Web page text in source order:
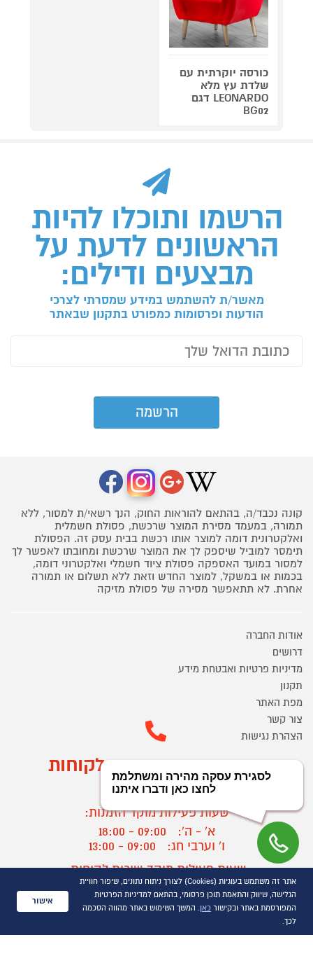
כורסה יוקרתית עם
שלדת עץ מלא
LEONARDO דגם
BG02
הרשמו ותוכלו להיות
הראשונים לדעת על
מבצעים ודילים:
מאשר/ת להשתמש במידע שמסרתי לצרכי
הודעות ופרסומות כמפורט בתקנון שבאתר
קונה נכבד/ה, בהתאם להוראות החוק, הנך רשאי/ת למסור, ללא
תמורה, במעמד מסירת המוצר שרכשת, פסולת חשמלית
ואלקטרונית דומה למוצר אותו רכשת בבית עסק זה. הפסולת
תימסר למוביל שיספק לך את המוצר שרכשת ומחובתו לאפשר לך
למסור במועד האספקה פסולת ציוד חשמלי ואלקטרוני דומה,
בכמות או במשקל, למוצר החדש וזאת ללא תשלום או תמורה
אחרת. לא תתאפשר מסירה של פסולת מזיקה
אודות החברה
דרושים
מדיניות פרטיות ואבטחת מידע
תקנון
מפת האתר
צור קשר
הצהרת נגישות
מוקד הזמנות ושירות לקוחות
03-9545370
שעות פעילות מוקד הזמנות:
א' - ה':
09:00 - 18:00
ו' וערבי חג:
09:00 - 13:00
שעות פעילות מוקד שירות לקוחות:
א' - ד':
09:00 - 16:30
ה :
09:00 - 16:00
חול המועד
?
אתר זה משתמש בעוגיות (Cookies) לצורך ניתוח נתונים, שיפור חוויית
הגלישה, שיווק והתאמת תוכן פרסומי, בהתאם למדיניות הפרטיות
המפורסמת באתר ובקישור כאן. המשך השימוש באתר מהווה הסכמה
לכך.
אישור